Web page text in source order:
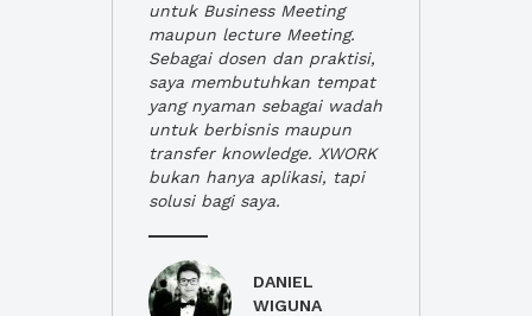
untuk Business Meeting
maupun lecture Meeting.
Sebagai dosen dan praktisi,
saya membutuhkan tempat
yang nyaman sebagai wadah
untuk berbisnis maupun
transfer knowledge. XWORK
bukan hanya aplikasi, tapi
solusi bagi saya.
DANIEL
WIGUNA